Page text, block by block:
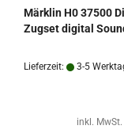
Märk­lin H0 37500
Zugs­et di­gi­tal
Lieferzeit: 3-5
inkl.